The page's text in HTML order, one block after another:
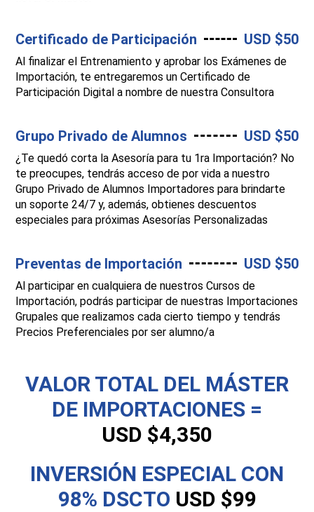
Certificado de Participación USD $50
Al finalizar el Entrenamiento y aprobar los Exámenes de
Importación, te entregaremos un Certificado de
Participación Digital a nombre de nuestra Consultora
Grupo Privado de Alumnos USD $50
¿Te quedó corta la Asesoría para tu 1ra Importación? No
te preocupes, tendrás acceso de por vida a nuestro
Grupo Privado de Alumnos Importadores para brindarte
un soporte 24/7 y, además, obtienes descuentos
especiales para próximas Asesorías Personalizadas
Preventas de Importación USD $50
Al participar en cualquiera de nuestros Cursos de
Importación, podrás participar de nuestras Importaciones
Grupales que realizamos cada cierto tiempo y tendrás
Precios Preferenciales por ser alumno/a
VALOR TOTAL DEL MÁSTER
DE IMPORTACIONES =
USD $4,350
INVERSIÓN ESPECIAL CON
98% DSCTO USD $99